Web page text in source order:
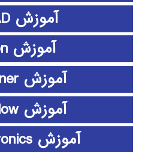
آموزش PSCAD
آموزش python
آموزش rapidminer
آموزش ShowFlow
آموزش SimElectronics